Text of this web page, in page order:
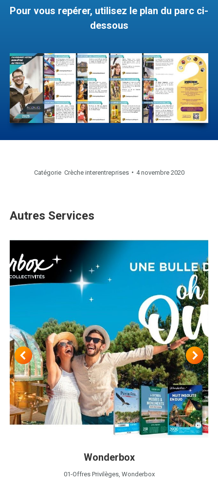
Pour vous repérer, utilisez le plan du parc ci-
dessous
Catégorie Crèche interentreprises 4 novembre 2020
Autres Services
Wonderbox
01-Offres Privilèges, Wonderbox